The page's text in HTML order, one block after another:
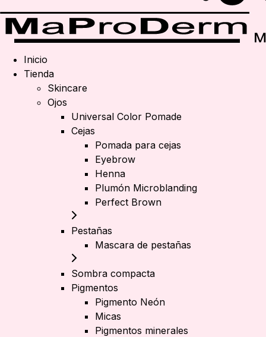
Inicio
Tienda
Skincare
Ojos
Universal Color Pomade
Cejas
Pomada para cejas
Eyebrow
Henna
Plumón Microblanding
Perfect Brown
Pestañas
Mascara de pestañas
Sombra compacta
Pigmentos
Pigmento Neón
Micas
Pigmentos minerales